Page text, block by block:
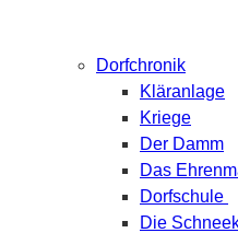
Dorfchronik
Kläranlage
Kriege
Der Damm
Das
Dorfschule
Die